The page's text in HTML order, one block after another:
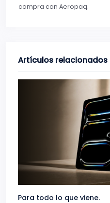
compra con Aeropaq.
Artículos relacionados
Para todo lo que viene.